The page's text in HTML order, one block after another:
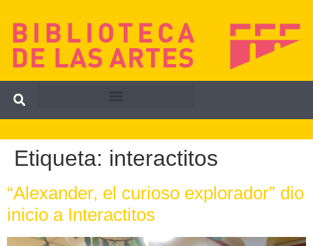
Etiqueta: interactitos
“Alexander, el curioso explorador” dio
inicio a Interactitos